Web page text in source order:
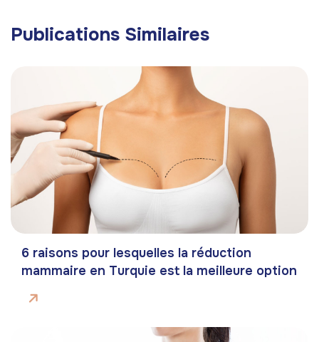
Publications Similaires
6 raisons pour lesquelles la réduction
mammaire en Turquie est la meilleure option